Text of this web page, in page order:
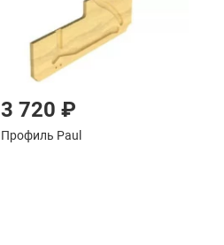
3 720 ₽
Профиль Paul